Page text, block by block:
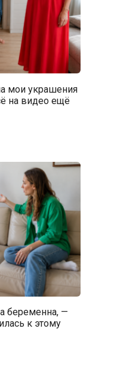
мои украшения
на видео ещё
беременна, —
к этому